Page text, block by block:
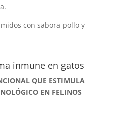
con sabora pollo y
inmune en gatos
QUE ESTIMULA
EN FELINOS